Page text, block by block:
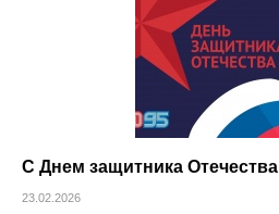
С Днем защитника Отечества
23.02.2026